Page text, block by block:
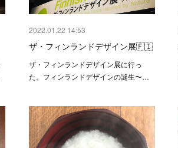
2022.01.22 14:53
ザ・フィンランドデザイン展🇫🇮
ザ・フィンランドデザイン展に行っ
た。フィンランドデザインの誕生〜…